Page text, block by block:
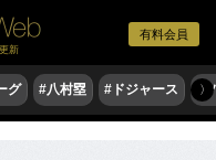
有料会員
新
グ #八村塁 #ドジャース #
〉